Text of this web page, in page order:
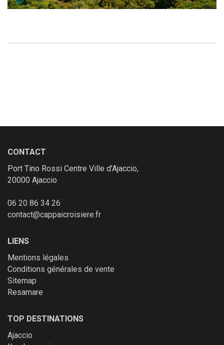
CONTACT
Port Tino Rossi Centre Ville d’Ajaccio,
20000 Ajaccio
06 20 86 34 26
contact@cappaicroisiere.fr
LIENS
Mentions légales
Conditions générales de vente
Sitemap
Resamare
TOP DESTINATIONS
Ajaccio